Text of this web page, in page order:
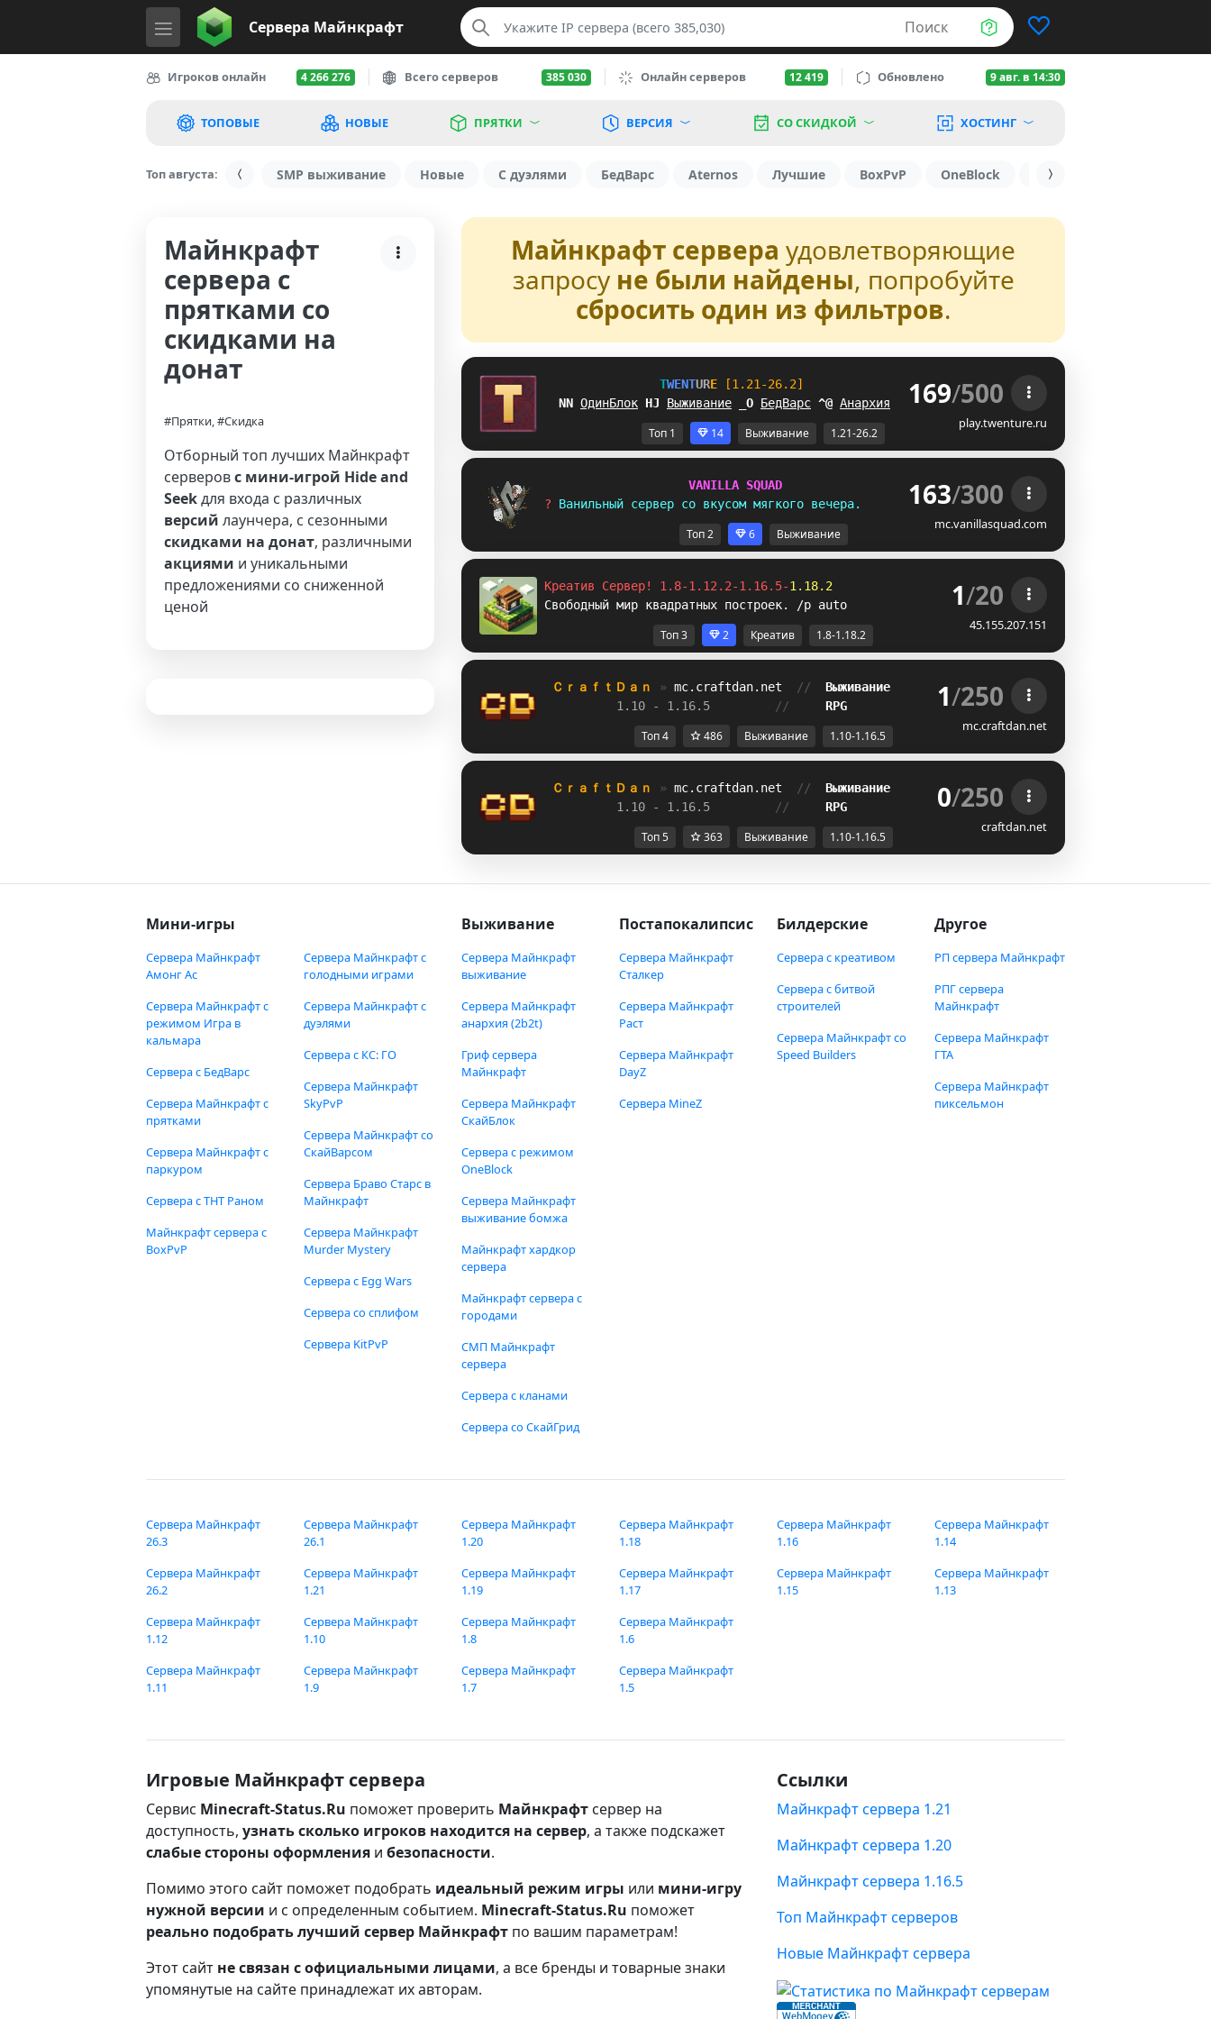
Сервера Майнкрафт Поиск
Игроков онлайн 4 266 276 Всего серверов 385 030 Онлайн серверов 12 419 Обновлено 9 авг. в 14:30
ТОПОВЫЕ НОВЫЕ ПРЯТКИ ВЕРСИЯ СО СКИДКОЙ ХОСТИНГ
Топ августа: SMP выживание Новые С дуэлями БедВарс Aternos Лучшие BoxPvP OneBlock 1.19.3
Майнкрафт
сервера с
прятками со
скидками на
донат
#Прятки, #Скидка
Отборный топ лучших Майнкрафт
серверовс мини-игрой Hide and
Seekдля входа с различных
версий лаунчера, с сезонными
скидками на донат, различными
акциями и уникальными
предложениями со сниженной
ценой
Майнкрафт сервера удовлетворяющие
запросу не были найдены, попробуйте
сбросить один из фильтров.
TWENTURE
[1.21-26.2]
LJ ОдинБлок LO Выживание X БедВарс \^ Анархия 169/500
play.twenture.ru
Топ 1 14 Выживание 1.21-26.2
VANIL L A SQUAD
? Ванильный сервер со вкусом мягкого вечера. 163/300
mc.vanillasquad.com
Топ 2 6 Выживание
Креатив Сервер! 1.8-1.12.2-1.16.5-1.18.2
Свободный мир квадратных построек. /p auto
1/20
45.155.207.151
Топ 3 2 Креатив 1.8-1.18.2
ＣｒａｆｔＤａｎ » mc.craftdan.net // Выживание
1.10 - 1.16.5
// RPG 1/250
mc.craftdan.net
Топ 4 486 Выживание 1.10-1.16.5
ＣｒａｆｔＤａｎ » mc.craftdan.net // Выживание
1.10 - 1.16.5
// RPG 0/250
craftdan.net
Топ 5 363 Выживание 1.10-1.16.5
Мини-игры
Сервера Майнкрафт
Амонг Ас
Сервера Майнкрафт с
режимом Игра в
кальмара
Сервера с БедВарс
Сервера Майнкрафт с
прятками
Сервера Майнкрафт с
паркуром
Сервера с ТНТ Раном
Майнкрафт сервера с
BoxPvP
Сервера Майнкрафт с
голодными играми
Сервера Майнкрафт с
дуэлями
Сервера с КС: ГО
Сервера Майнкрафт
SkyPvP
Сервера Майнкрафт со
СкайВарсом
Сервера Браво Старс в
Майнкрафт
Сервера Майнкрафт
Murder Mystery
Сервера с Egg Wars
Сервера со сплифом
Сервера KitPvP
Выживание
Сервера Майнкрафт
выживание
Сервера Майнкрафт
анархия (2b2t)
Гриф сервера
Майнкрафт
Сервера Майнкрафт
СкайБлок
Сервера с режимом
OneBlock
Сервера Майнкрафт
выживание бомжа
Майнкрафт хардкор
сервера
Майнкрафт сервера с
городами
СМП Майнкрафт
сервера
Сервера с кланами
Сервера со СкайГрид
Постапокалипсис
Сервера Майнкрафт
Сталкер
Сервера Майнкрафт
Раст
Сервера Майнкрафт
DayZ
Сервера MineZ
Билдерские
Сервера с креативом
Сервера с битвой
строителей
Сервера Майнкрафт со
Speed Builders
Другое
РП сервера Майнкрафт
РПГ сервера
Майнкрафт
Сервера Майнкрафт
ГТА
Сервера Майнкрафт
пиксельмон
Сервера Майнкрафт
26.3
Сервера Майнкрафт
26.2
Сервера Майнкрафт
26.1
Сервера Майнкрафт
1.21
Сервера Майнкрафт
1.20
Сервера Майнкрафт
1.19
Сервера Майнкрафт
1.18
Сервера Майнкрафт
1.17
Сервера Майнкрафт
1.16
Сервера Майнкрафт
1.15
Сервера Майнкрафт
1.14
Сервера Майнкрафт
1.13
Сервера Майнкрафт
1.12
Сервера Майнкрафт
1.11
Сервера Майнкрафт
1.10
Сервера Майнкрафт
1.9
Сервера Майнкрафт
1.8
Сервера Майнкрафт
1.7
Сервера Майнкрафт
1.6
Сервера Майнкрафт
1.5
Игровые Майнкрафт сервера
Сервис Minecraft-Status.Ru поможет проверить Майнкрафт сервер на
доступность, узнать сколько игроков находится на сервер, а также подскажет
слабые стороны оформления и безопасности.
Помимо этого сайт поможет подобрать идеальный режим игры или мини-игру
нужной версии и с определенным событием. Minecraft-Status.Ru поможет
реально подобрать лучший сервер Майнкрафт по вашим параметрам!
Этот сайт не связан с официальными лицами, а все бренды и товарные знаки
упомянутые на сайте принадлежат их авторам.
Ссылки
Майнкрафт сервера 1.21
Майнкрафт сервера 1.20
Майнкрафт сервера 1.16.5
Топ Майнкрафт серверов
Новые Майнкрафт сервера